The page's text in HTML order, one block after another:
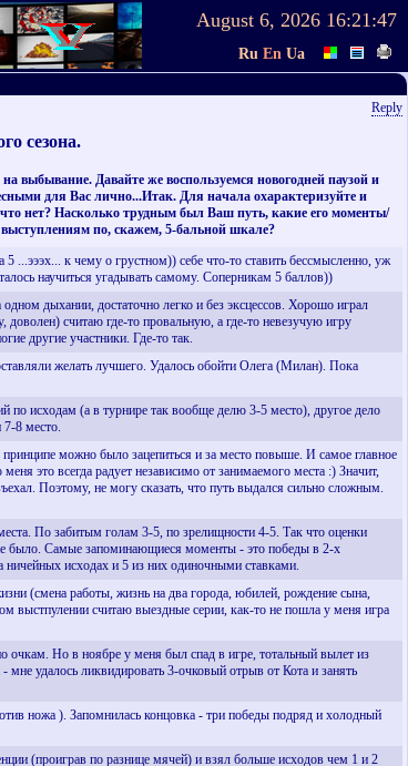
August 6, 2026 16:21:48
Ru En Ua
Reply
сезона.
выбывание. Давайте же воспользуемся новогодней паузой и
для Вас лично...Итак. Для начала охарактеризуйте и
нет? Насколько трудным был Ваш путь, какие его моменты/
по, скажем, 5-бальной шкале?
...эээх... к чему о грустном)) себе что-то ставить бессмысленно, уж
научиться угадывать самому. Соперникам 5 баллов))
дыхании, достаточно легко и без эксцессов. Хорошо играл
считаю где-то провальную, а где-то невезучую игру
другие участники. Где-то так.
желать лучшего. Удалось обойти Олега (Милан). Пока
исходам (а в турнире так вообще делю 3-5 место), другое дело
7-8 место.
можно было зацепиться и за место повыше. И самое главное
это всегда радует независимо от занимаемого места :) Значит,
Поэтому, не могу сказать, что путь выдался сильно сложным.
По забитым голам 3-5, по зрелищности 4-5. Так что оценки
было. Самые запоминающиеся моменты - это победы в 2-х
ничейных исходах и 5 из них одиночными ставками.
(смена работы, жизнь на два города, юбилей, рождение сына,
выстпулении считаю выездные серии, как-то не пошла у меня игра
очкам. Но в ноябре у меня был спад в игре, тотальный вылет из
удалось ликвидировать 3-очковый отрыв от Кота и занять
ножа ). Запомнилась концовка - три победы подряд и холодный
(проиграв по разнице мячей) и взял больше исходов чем 1 и 2